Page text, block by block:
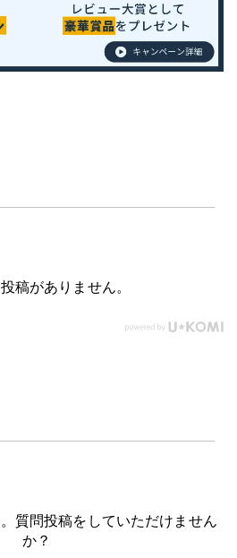
稿がありません。
質問投稿をしていただけません
か？